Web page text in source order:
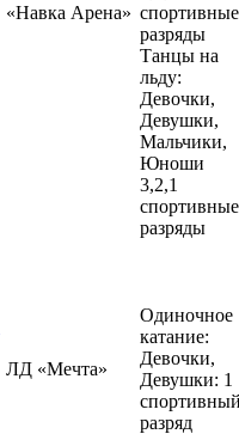
«Навка Арена» спортивные
разряды
Танцы на
льду:
Девочки,
Девушки,
Мальчики,
Юноши
3,2,1
спортивные
разряды
ЛД «Мечта»
Одиночное
катание:
Девочки,
Девушки: 1
разряд